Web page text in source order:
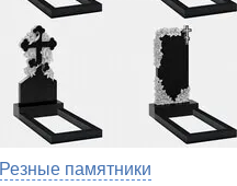
Резные памятники